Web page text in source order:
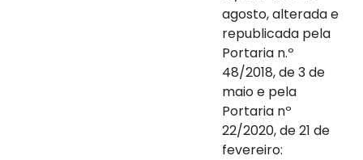
agosto, alterada e
republicada pela
Portaria n.º
48/2018, de 3 de
maio e pela
Portaria nº
22/2020, de 21 de
fevereiro: